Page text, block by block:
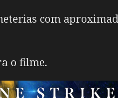
com
o filme.